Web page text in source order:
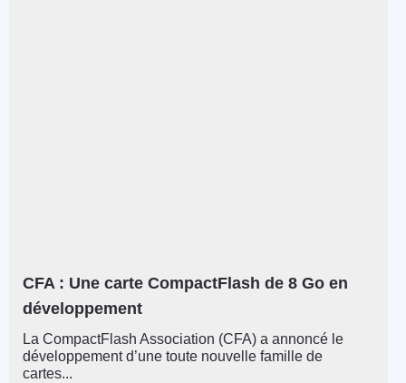
CFA : Une carte CompactFlash de 8 Go en
développement
La CompactFlash Association (CFA) a annoncé le
développement d’une toute nouvelle famille de
cartes...